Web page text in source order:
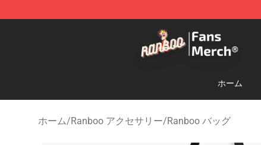
Ranboo Store - Official Ranboo Merchandise Shop
ホーム
ホーム/Ranboo アクセサリー/Ranboo バッグ